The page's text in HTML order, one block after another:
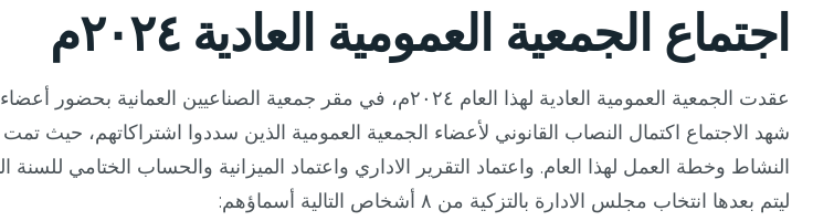
اجتماع الجمعية العمومية العادية ٢٠٢٤م
عقدت الجمعية العمومية العادية لهذا العام ٢٠٢٤م، في مقر جمعية الصناعيين العمانية بحضور أعضاء الجمعية العمومية والذي بلغ عددهم ١٦ عضوا.
شهد الاجتماع اكتمال النصاب القانوني لأعضاء الجمعية العمومية الذين سددوا اشتراكاتهم، حيث
النشاط وخطة العمل لهذا العام. واعتماد التقرير الاداري واعتماد الميزانية والحساب الختامي للسنة
ليتم بعدها انتخاب مجلس الادارة بالتزكية من ٨ أشخاص التالية أسماؤهم: